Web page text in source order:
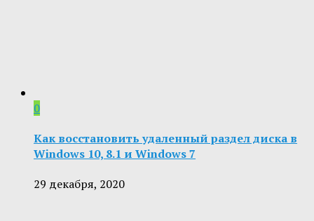
0
Как восстановить удаленный раздел диска в
Windows 10, 8.1 и Windows 7
29 декабря, 2020